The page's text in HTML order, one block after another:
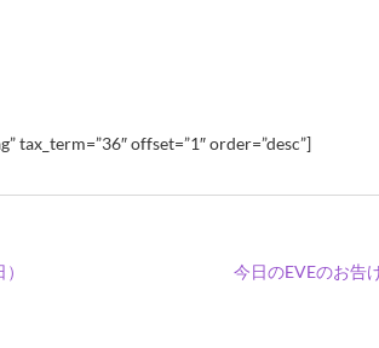
tax_term=”36″ offset=”1″ order=”desc”]
今日のEVEのお告